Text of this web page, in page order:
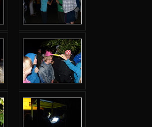
úvodní kolečko
seznamovačky
s bohy
bohů